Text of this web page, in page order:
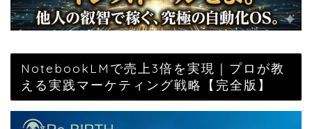
NotebookLMで売上3倍を実現｜プロが教
える実践マーケティング戦略【完全版】